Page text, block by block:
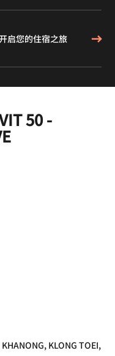
启您的住宿之旅
50 -
KLONG TOEI,